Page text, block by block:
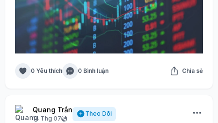
0 Yêu thích 0 Bình luận Chia sẻ
Quang Trần
14 Thg 07
Theo Dõi